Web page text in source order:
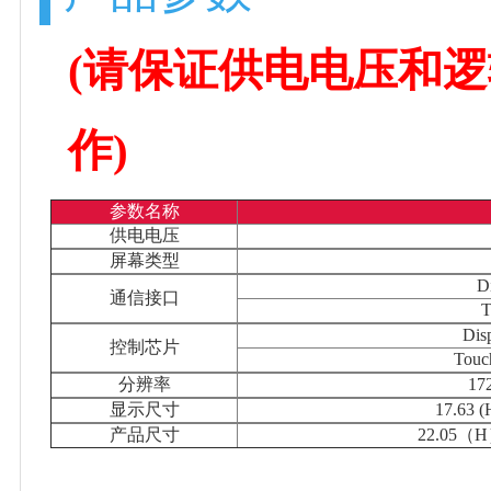
(请保证供电电压和
作)
参数名称
供电电压
屏幕类型
通信接口
控制芯片
分辨率
显示尺寸
17.63
产品尺寸
22.05（